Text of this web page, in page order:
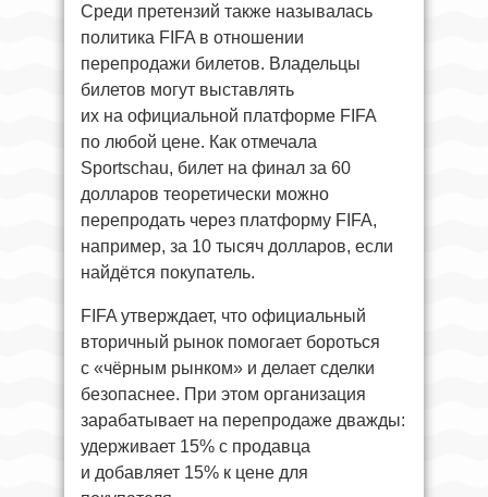
Среди претензий также называлась
политика FIFA в отношении
перепродажи билетов. Владельцы
билетов могут выставлять
их на официальной платформе FIFA
по любой цене. Как отмечала
Sportschau, билет на финал за 60
долларов теоретически можно
перепродать через платформу FIFA,
например, за 10 тысяч долларов, если
найдётся покупатель.
FIFA утверждает, что официальный
вторичный рынок помогает бороться
с «чёрным рынком» и делает сделки
безопаснее. При этом организация
зарабатывает на перепродаже дважды:
удерживает 15% с продавца
и добавляет 15% к цене для